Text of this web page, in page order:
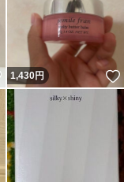
いいね！
1,430円